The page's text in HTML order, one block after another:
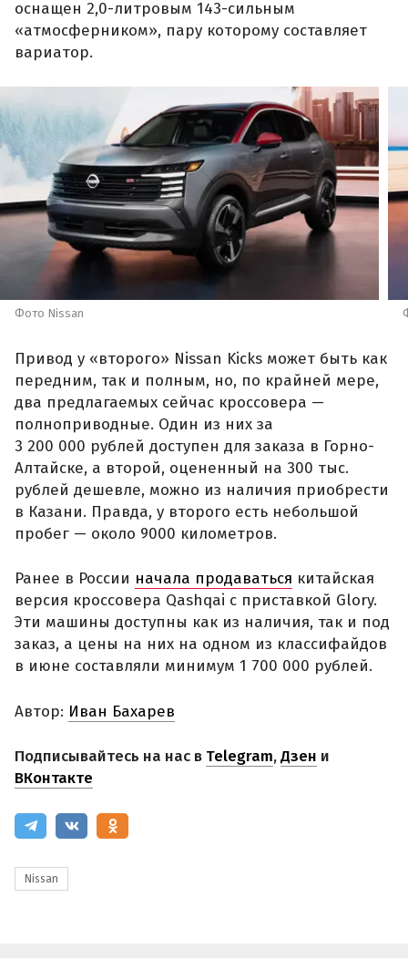
оснащен 2,0-литровым 143-сильным
«атмосферником», пару которому составляет
вариатор.
Фото Nissan
Привод у «второго» Nissan Kicks может быть как
передним, так и полным, но, по крайней мере,
два предлагаемых сейчас кроссовера —
полноприводные. Один из них за
3 200 000 рублей доступен для заказа в Горно-
Алтайске, а второй, оцененный на 300 тыс.
рублей дешевле, можно из наличия приобрести
в Казани. Правда, у второго есть небольшой
пробег — около 9000 километров.
Ранее в России начала продаваться китайская
версия кроссовера Qashqai с приставкой Glory.
Эти машины доступны как из наличия, так и под
заказ, а цены на них на одном из классифайдов
в июне составляли минимум 1 700 000 рублей.
Автор: Иван Бахарев
Подписывайтесь на нас в Telegram,Дзен и
ВКонтакте
Nissan